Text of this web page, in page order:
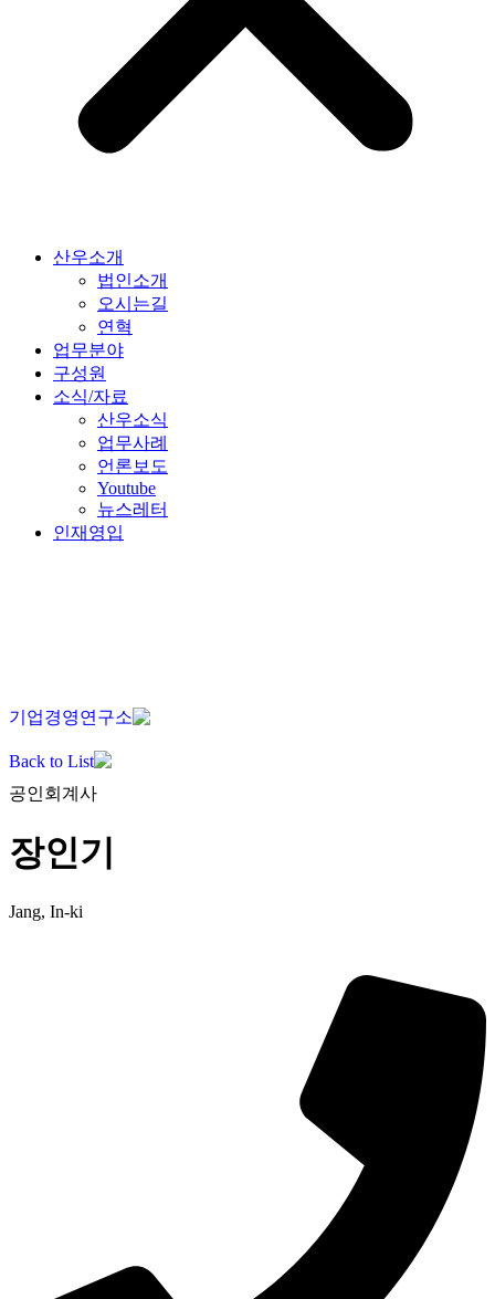
산우소개
법인소개
오시는길
연혁
업무분야
구성원
소식/자료
산우소식
업무사례
언론보도
Youtube
뉴스레터
인재영입
기업경영연구소
Back to List
공인회계사
장인기
Jang, In-ki